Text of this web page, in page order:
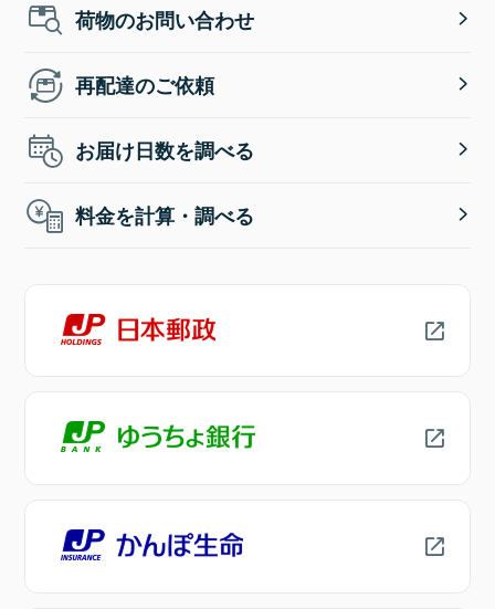
荷物のお問い合わせ
再配達のご依頼
お届け日数を調べる
料金を計算・調べる